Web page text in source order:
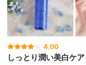
4.00
しっとり潤い美白ケア